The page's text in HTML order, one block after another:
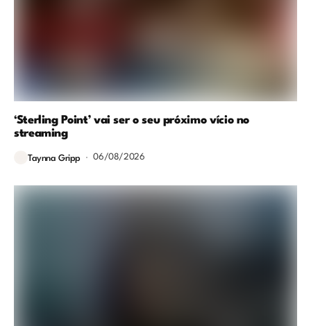
‘Sterling Point’ vai ser o seu próximo vício no
streaming
Taynna Gripp 06/08/2026